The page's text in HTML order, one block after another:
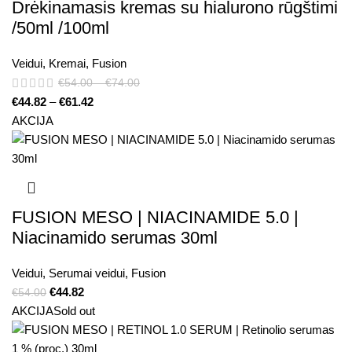
Drėkinamasis kremas su hialurono rūgštimi
/50ml /100ml
Veidui, Kremai, Fusion
€54.00 – €74.00
€44.82 – €61.42
AKCIJA
FUSION MESO | NIACINAMIDE 5.0 |
Niacinamido serumas 30ml
Veidui, Serumai veidui, Fusion
€54.00 €44.82
AKCIJASold out